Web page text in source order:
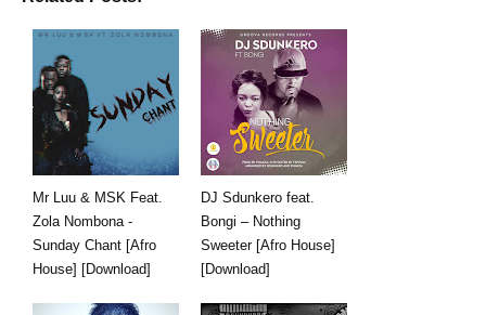
Mr Luu & MSK Feat.
Zola Nombona -
Sunday Chant [Afro
House] [Download]
DJ Sdunkero feat.
Bongi – Nothing
Sweeter [Afro House]
[Download]